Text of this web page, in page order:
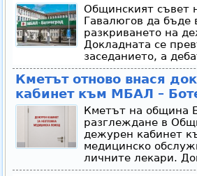
Общинският съвет
Гавалюгов да бъде
разкриването на
Докладната се
заседанието, а
Кметът отново внася
кабинет към МБАЛ –
Кметът на община
разглеждане в
дежурен кабинет
медицинско
личните лекари.